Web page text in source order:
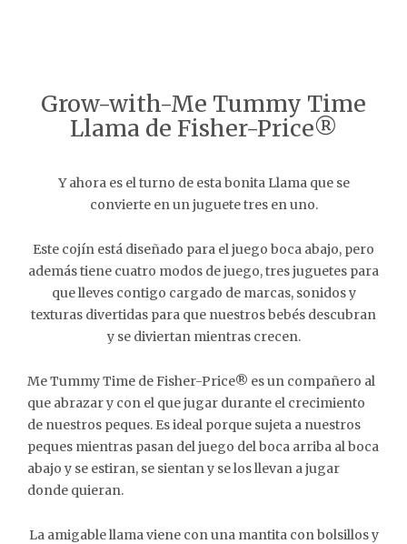
Grow-with-Me Tummy Time
Llama de Fisher-Price®
Y ahora es el turno de esta bonita Llama que se
convierte en un juguete tres en uno.
Este cojín está diseñado para el juego boca abajo, pero
además tiene cuatro modos de juego, tres juguetes para
que lleves contigo cargado de marcas, sonidos y
texturas divertidas para que nuestros bebés descubran
y se diviertan mientras crecen.
Me Tummy Time de Fisher-Price® es un compañero al
que abrazar y con el que jugar durante el crecimiento
de nuestros peques. Es ideal porque sujeta a nuestros
peques mientras pasan del juego del boca arriba al boca
abajo y se estiran, se sientan y se los llevan a jugar
donde quieran.
La amigable llama viene con una mantita con bolsillos y